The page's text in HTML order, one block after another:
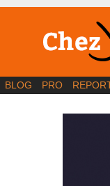
BLOG PRO